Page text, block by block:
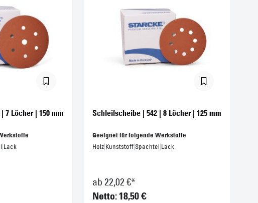
7 Löcher | 150 mm
|Lack
Schleifscheibe | 542 | 8 Löcher | 125 mm
Geeignet für folgende Werkstoffe
Holz|Kunststoff|Spachtel|Lack
ab 22,02 €*
Netto: 18,50 €